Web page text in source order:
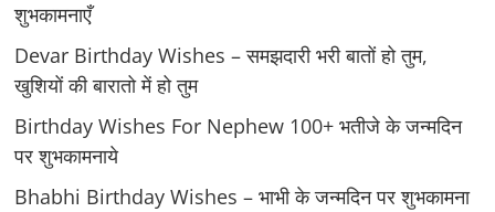
शुभकामनाएँ
Devar Birthday Wishes – समझदारी भरी बातों हो तुम,
खुशियों की बारातो में हो तुम
Birthday Wishes For Nephew 100+ भतीजे के जन्मदिन
पर शुभकामनाये
Bhabhi Birthday Wishes – भाभी के जन्मदिन पर शुभकामना